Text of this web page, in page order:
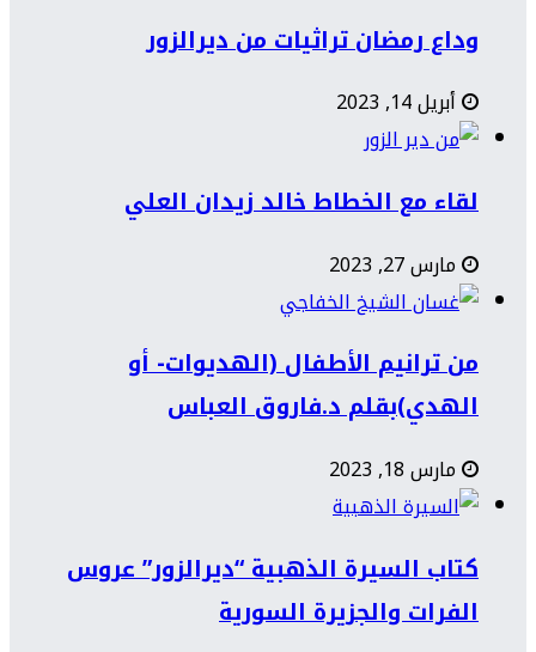
وداع رمضان تراثيات من ديرالزور
أبريل 14, 2023
لقاء مع الخطاط خالد زيدان العلي
مارس 27, 2023
من ترانيم الأطفال (الهديوات- أو
الهدي)بقلم د.فاروق العباس
مارس 18, 2023
كتاب السيرة الذهبية “ديرالزور” عروس
الفرات والجزيرة السورية